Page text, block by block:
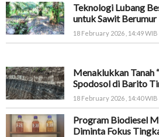
Teknologi Lubang
untuk Sawit Berumur
18 February 2026 , 14:49 WIB
Menaklukkan Tanah
Spodosol di Barito
18 February 2026 , 14:40 WIB
Program Biodiesel
Diminta Fokus